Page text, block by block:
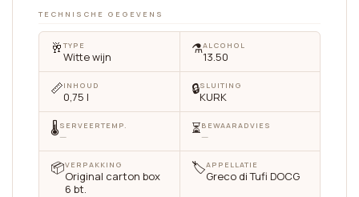
TECHNISCHE GEGEVENS
🥂 TYPE
Witte wijn ⚗️ALCOHOL
13.50
📏INHOUD
0,75 l 🔒SLUITING
KURK
🌡SERVEERTEMP.
— ⏳BEWAARADVIES
—
📦VERPAKKING
Original carton box
6 bt.
🏷APPELLATIE
Greco di Tufi DOCG